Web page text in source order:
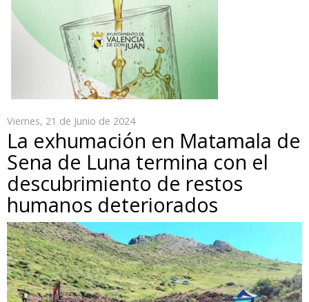
Viernes, 21 de Junio de 2024
La exhumación en Matamala de
Sena de Luna termina con el
descubrimiento de restos
humanos deteriorados